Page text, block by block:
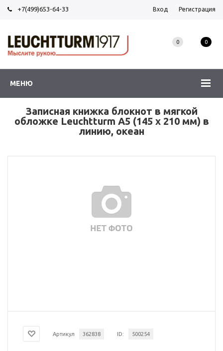
+7(499)653-64-33 Вход Регистрация
МЕНЮ
0 0
Записная книжка блокнот в мягкой
обложке Leuchtturm A5 (145 x 210 мм) в
линию, океан
Артикул 362838 ID: 500254